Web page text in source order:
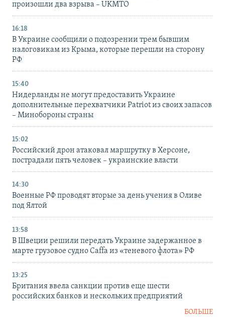
произошли два взрыва – UKMTO
16:18
В Украине сообщили о подозрении трем бывшим
налоговикам из Крыма, которые перешли на сторону
РФ
15:40
Нидерланды не могут предоставить Украине
дополнительные перехватчики Patriot из своих запасов
– Минобороны страны
15:02
Российский дрон атаковал маршрутку в Херсоне,
пострадали пять человек – украинские власти
14:30
Военные РФ проводят вторые за день учения в Оливе
под Ялтой
13:58
В Швеции решили передать Украине задержанное в
марте грузовое судно Caffa из «теневого флота» РФ
13:25
Британия ввела санкции против еще шести
российских банков и нескольких предприятий
БОЛЬШЕ